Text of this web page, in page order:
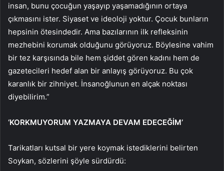
insan, bunu çocuğun yaşayıp yaşamadığının ortaya
çıkmasını ister. Siyaset ve ideoloji yoktur. Çocuk bunların
hepsinin ötesindedir. Ama bazılarının ilk refleksinin
mezhebini korumak olduğunu görüyoruz. Böylesine vahim
bir tez karşısında bile hem şiddet gören kadını hem de
gazetecileri hedef alan bir anlayış görüyoruz. Bu çok
karanlık bir zihniyet. İnsanoğlunun en alçak noktası
diyebilirim.”
‘KORKMUYORUM YAZMAYA DEVAM EDECEĞİM’
Tarikatları kutsal bir yere koymak istediklerini belirten
Soykan, sözlerini şöyle sürdürdü: